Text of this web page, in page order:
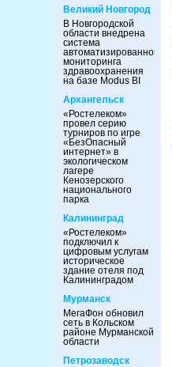
Великий Новгород
В Новгородской
области внедрена
система
автоматизированного
мониторинга
здравоохранения
на базе Modus BI
Архангельск
«Ростелеком»
провел серию
турниров по игре
«БезОпасный
интернет» в
экологическом
лагере
Кенозерского
национального
парка
Калининград
«Ростелеком»
подключил к
цифровым услугам
историческое
здание отеля под
Калининградом
Мурманск
МегаФон обновил
сеть в Кольском
районе Мурманской
области
Петрозаводск